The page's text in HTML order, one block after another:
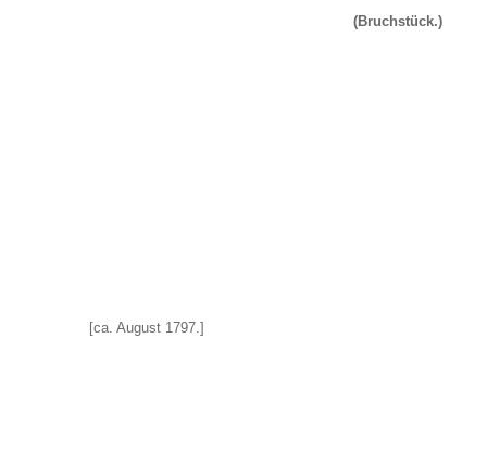
(Bruchstück.)
[ca. August 1797.]